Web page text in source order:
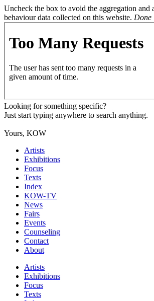
Uncheck the box to avoid the aggregation and
behaviour data collected on this website. Done
Looking for something specific?
Just start typing anywhere to search anything.
Yours, KOW
Artists
Exhibitions
Focus
Texts
Index
KOW-TV
News
Fairs
Events
Counseling
Contact
About
Artists
Exhibitions
Focus
Texts